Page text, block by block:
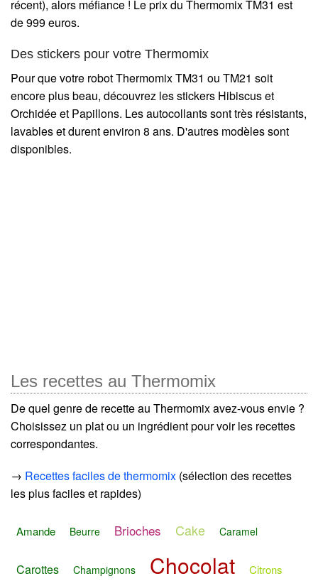
récent), alors méfiance ! Le prix du Thermomix TM31 est
de 999 euros.
Des stickers pour votre Thermomix
Pour que votre robot Thermomix TM31 ou TM21 soit
encore plus beau, découvrez les stickers Hibiscus et
Orchidée et Papillons. Les autocollants sont très résistants,
lavables et durent environ 8 ans. D'autres modèles sont
disponibles.
Les recettes au Thermomix
De quel genre de recette au Thermomix avez-vous envie ?
Choisissez un plat ou un ingrédient pour voir les recettes
correspondantes.
→ Recettes faciles de thermomix (sélection des recettes
les plus faciles et rapides)
Amande Beurre Brioches Cake Caramel
Carottes Champignons Chocolat Citrons